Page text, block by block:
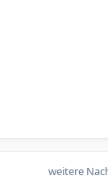
weitere